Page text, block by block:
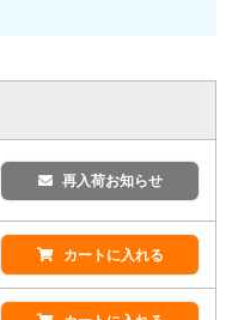
再入荷お知らせ
カートに入れる